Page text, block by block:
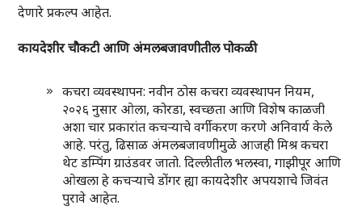
देणारे प्रकल्प आहेत.
कायदेशीर चौकटी आणि अंमलबजावणीतील पोकळी
कचरा व्यवस्थापन: नवीन ठोस कचरा व्यवस्थापन नियम,
२०२६ नुसार ओला, कोरडा, स्वच्छता आणि विशेष काळजी
अशा चार प्रकारांत कचऱ्याचे वर्गीकरण करणे अनिवार्य केले
आहे. परंतु, ढिसाळ अंमलबजावणीमुळे आजही मिश्र कचरा
थेट डम्पिंग ग्राउंडवर जातो. दिल्लीतील भलस्वा, गाझीपूर आणि
ओखला हे कचऱ्याचे डोंगर ह्या कायदेशीर अपयशाचे जिवंत
पुरावे आहेत.